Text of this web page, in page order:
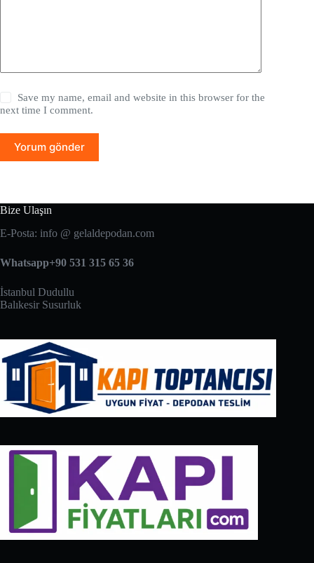
Save my name, email and website in this browser for the
next time I comment.
Yorum gönder
Bize Ulaşın
E-Posta: info @ gelaldepodan.com
Whatsapp+90 531 315 65 36
İstanbul Dudullu
Balıkesir Susurluk